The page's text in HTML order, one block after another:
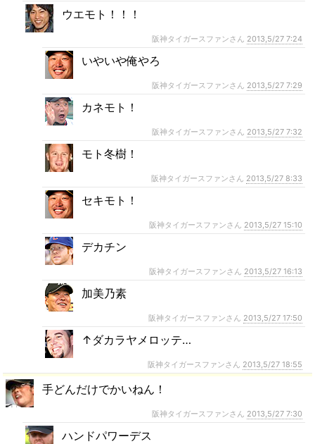
ウエモト！！！
阪神タイガースファンさん 2013,5/27 7:24
いやいや俺やろ
阪神タイガースファンさん 2013,5/27 7:29
カネモト！
阪神タイガースファンさん 2013,5/27 7:32
モト冬樹！
阪神タイガースファンさん 2013,5/27 8:33
セキモト！
阪神タイガースファンさん 2013,5/27 15:10
デカチン
阪神タイガースファンさん 2013,5/27 16:13
加美乃素
阪神タイガースファンさん 2013,5/27 17:50
↑ダカラヤメロッテ…
阪神タイガースファンさん 2013,5/27 18:55
手どんだけでかいねん！
阪神タイガースファンさん 2013,5/27 7:30
ハンドパワーデス